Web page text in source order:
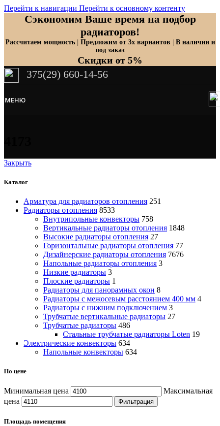
Перейти к навигации Перейти к основному контенту
Сэкономим Ваше время на подбор
радиаторов!
Рассчитаем мощность | Предложим от 3х вариантов | В наличии и
под заказ
Скидки от 5%
375(29) 660-14-56
МЕНЮ
Закрыть
Каталог
Арматура для радиаторов отопления 251
Радиаторы отопления 8533
Внутрипольные конвекторы 758
Вертикальные радиаторы отопления 1848
Высокие радиаторы отопления 27
Горизонтальные радиаторы отопления 77
Дизайнерские радиаторы отопления 7676
Напольные радиаторы отопления 3
Низкие радиаторы 3
Плоские радиаторы 1
Радиаторы для панорамных окон 8
Радиаторы с межосевым расстоянием 400 мм 4
Радиаторы с нижним подключением 3
Трубчатые вертикальные радиаторы 27
Трубчатые радиаторы 486
Cтальные трубчатые радиаторы Loten 19
Электрические конвекторы 634
Напольные конвекторы 634
По цене
Минимальная цена
Максимальная
цена
Фильтрация
Площадь помещения